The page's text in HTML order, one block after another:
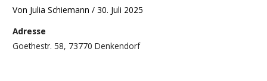
Von Julia Schiemann/30. Juli 2025
Adresse
Goethestr. 58, 73770 Denkendorf